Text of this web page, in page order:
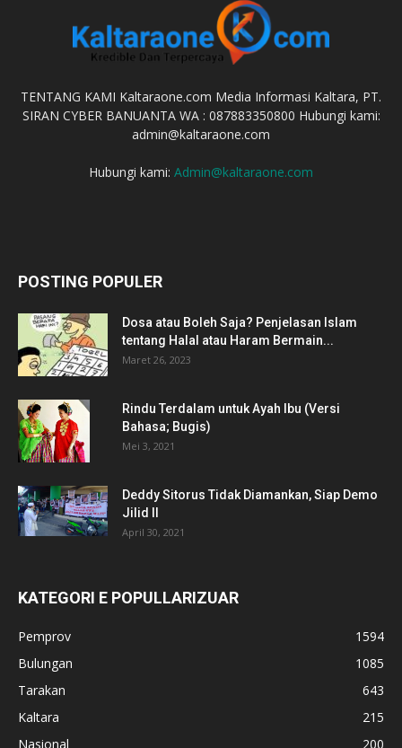
TENTANG KAMI Kaltaraone.com Media Informasi Kaltara, PT.
SIRAN CYBER BANUANTA WA : 087883350800 Hubungi kami:
admin@kaltaraone.com
Hubungi kami: Admin@kaltaraone.com
POSTING POPULER
Dosa atau Boleh Saja? Penjelasan Islam
tentang Halal atau Haram Bermain...
Maret 26, 2023
Rindu Terdalam untuk Ayah Ibu (Versi
Bahasa; Bugis)
Mei 3, 2021
Deddy Sitorus Tidak Diamankan, Siap Demo
Jilid II
April 30, 2021
KATEGORI E POPULLARIZUAR
Pemprov
1594
Bulungan
1085
Tarakan
643
Kaltara
215
Nasional
200